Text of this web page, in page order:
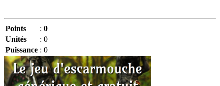
Points : 0
Unités
: 0
Puissance : 0